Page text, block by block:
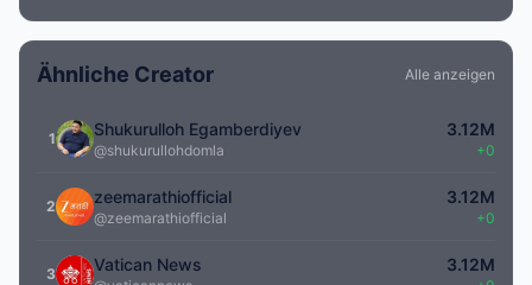
Ähnliche Creator Alle anzeigen
1 Shukurulloh Egamberdiyev
@shukurullohdomla
3.12M
+0
2 zeemarathiofficial
@zeemarathiofficial
3.12M
+0
3 Vatican News 3.12M